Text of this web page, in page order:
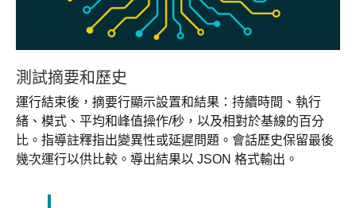
測試摘要和歷史
運行結束後，摘要行顯示設置和結果：持續時間、執行
緒、模式、平均和峰值操作/秒，以及相對於基線的百分
比。指導註釋指出變異性或延遲問題。會話歷史保留最後
幾次運行以供比較。導出結果以 JSON 格式輸出。